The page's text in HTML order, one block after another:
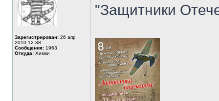
Зарегистрирован: 26 апр
2010 12:38
Сообщения: 1963
Откуда: Химки
"Защитники